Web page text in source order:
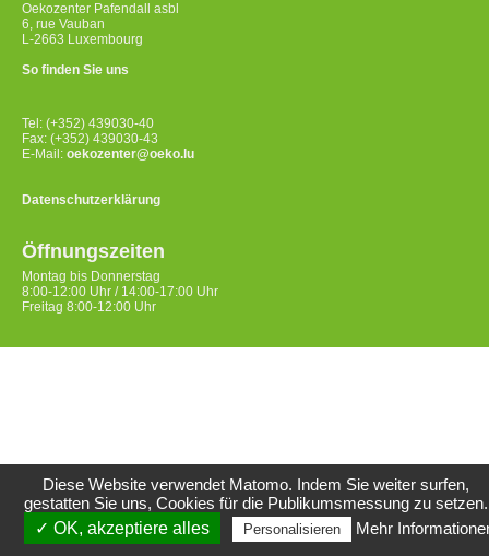
Oekozenter Pafendall asbl
6, rue Vauban
L-2663 Luxembourg
So finden Sie uns
Tel: (+352) 439030-40
Fax: (+352) 439030-43
E-Mail: oekozenter@oeko.lu
Datenschutzerklärung
Öffnungszeiten
Montag bis Donnerstag
8:00-12:00 Uhr / 14:00-17:00 Uhr
Freitag 8:00-12:00 Uhr
Diese Website verwendet Matomo. Indem Sie weiter surfen,
gestatten Sie uns, Cookies für die Publikumsmessung zu setzen.
✓ OK, akzeptiere alles
Personalisieren Mehr